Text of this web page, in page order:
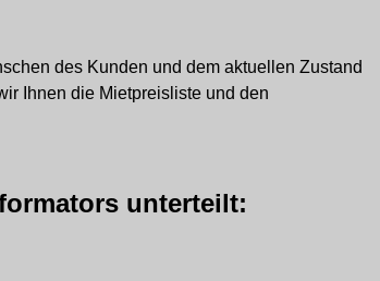
des Kunden und dem aktuellen Zustand
Ihnen die Mietpreisliste und den
unterteilt: